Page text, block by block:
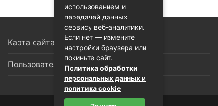
Карта сайта
Пользовательское соглашение
использованием и
передачей данных
сервису веб-аналитики.
Если нет — измените
настройки браузера или
покиньте сайт.
Политика обработки
персональных данных и
политика cookie